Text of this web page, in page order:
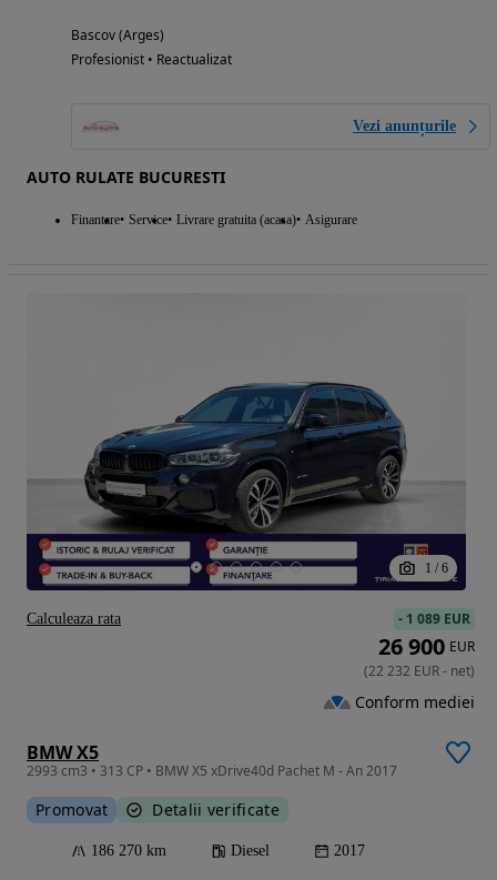
Bascov (Arges)
Profesionist • Reactualizat
Vezi anunțurile
AUTO RULATE BUCURESTI
Finantare Service Livrare gratuita (acasa) Asigurare
1 / 6
BMW X5
2993 cm3 • 313 CP • BMW X5 xDrive40d Pachet M - An 2017
Promovat Detalii verificate
186 270 km Diesel 2017
- 1 089 EUR
26 900 EUR
(22 232 EUR- net)
Conform mediei
Calculeaza rata